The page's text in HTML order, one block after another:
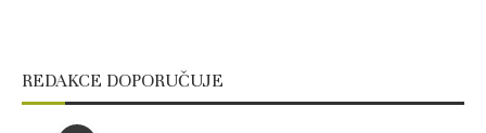
REDAKCE DOPORUČUJE